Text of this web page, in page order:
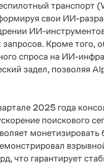
свои ИИ-
ИИ-
Кроме того,
спроса на ИИ-
задел, позволяя
2025 года
поискового
что гарантирует